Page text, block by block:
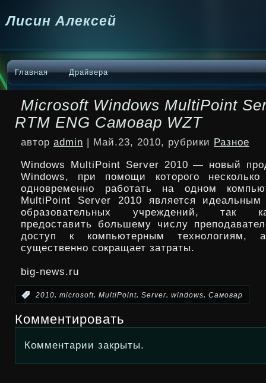
Лисин Алексей
Главная Драйвера
Microsoft Windows MultiPoint
RTM ENG Самовар WZT
автор admin | Май.23, 2010, рубрики Разное
Windows MultiPoint Server 2010 — новый
Windows, при помощи которого несколько
одновременно работать на одном
MultiPoint Server 2010 является
образовательных учреждений, так
предоставить большему числу
доступ к компьютерным технологиям,
существенно сокращает затраты.
big-news.ru
2010, microsoft, MultiPoint, Server, windows, Самовар
Комментировать
Комментарии закрыты.